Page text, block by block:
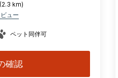
km)
ュー
ペット同伴可
確認